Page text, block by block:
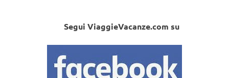
Segui ViaggieVacanze.com su